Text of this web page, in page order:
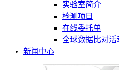
实验室简介
检测项目
在线委托单
全球数据比对活
新闻中心